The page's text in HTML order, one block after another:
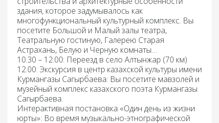
здания, которое задумывалось как
многофункциональный культурный комплекс. Вы
посетите Большой и Малый залы театра,
Театральную гостиную, Галерею Старая
Астрахань, Белую и Черную комнаты…
10.30 – 12.00: Переезд в село Алтынжар (70 км)
12.00: Экскурсия в центр казахской культуры имени
Курмангазы Сагырбаева: Вы посетите мавзолей и
музейный комплекс казахского поэта Курмангазы
Сагырбаева.
Интерактивная постановка «Один день из жизни
юрты»: Во время музыкально-этнографической